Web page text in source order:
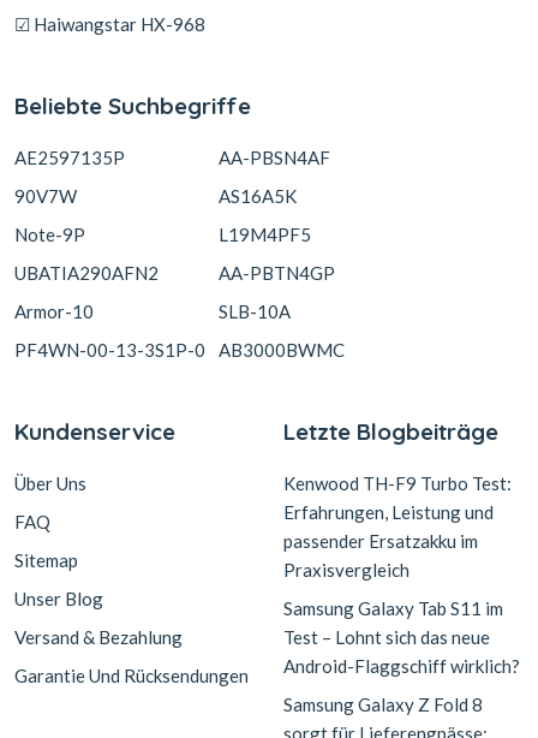
☑ Haiwangstar HX-968
Beliebte Suchbegriffe
AE2597135P
90V7W
Note-9P
UBATIA290AFN2
Armor-10
PF4WN-00-13-3S1P-0
AA-PBSN4AF
AS16A5K
L19M4PF5
AA-PBTN4GP
SLB-10A
AB3000BWMC
Kundenservice
Über Uns
FAQ
Sitemap
Unser Blog
Versand & Bezahlung
Garantie Und Rücksendungen
Letzte Blogbeiträge
Kenwood TH-F9 Turbo Test:
Erfahrungen, Leistung und
passender Ersatzakku im
Praxisvergleich
Samsung Galaxy Tab S11 im
Test – Lohnt sich das neue
Android-Flaggschiff wirklich?
Samsung Galaxy Z Fold 8
sorgt für Lieferengpässe: